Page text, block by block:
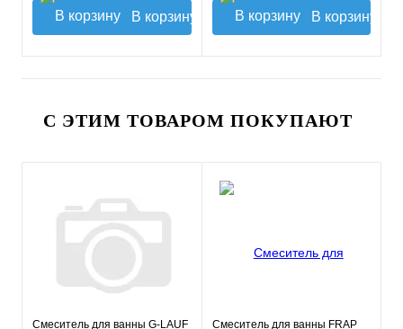
В корзину В корзину
С ЭТИМ ТОВАРОМ ПОКУПАЮТ
Смеситель для ванны G-LAUF
Смеситель для ванны FRAP